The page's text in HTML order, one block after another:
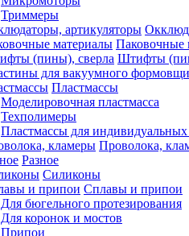
Триммеры
Паковочные
Штифты
Пластмассы
Моделировочная пластмасса
Техполимеры
Пластмассы для
Проволока,
Разное
Силиконы
Сплавы и припои
Для бюгельного протезирования
Для коронок и мостов
Припои